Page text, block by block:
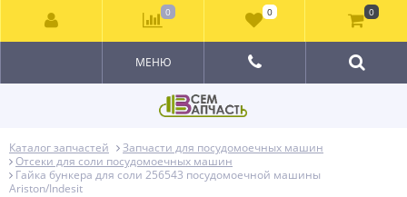
МЕНЮ
Каталог запчастей
Запчасти для посудомоечных машин
Отсеки для соли посудомоечных машин
Гайка бункера для соли 256543 посудомоечной машины
Ariston/Indesit
0 0 0